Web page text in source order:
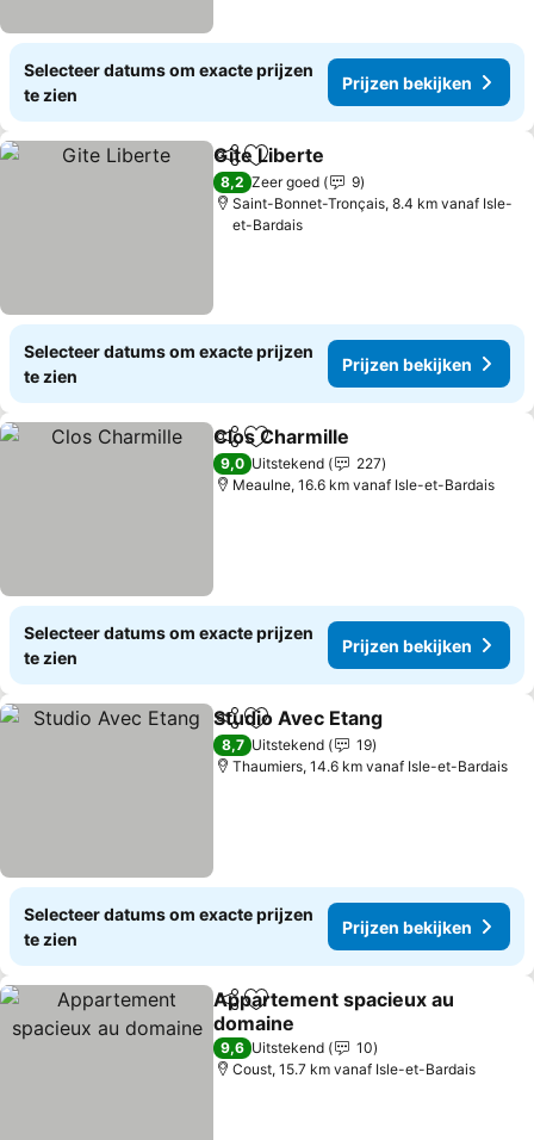
Selecteer datums om exacte prijzen
te zien
Prijzen bekijken
DelenToevoegen aan favorieten
Gite Liberte
8,2 Zeer goed
9
Saint-Bonnet-Tronçais, 8.4 km vanaf Isle-
et-Bardais
Selecteer datums om exacte prijzen
te zien
Prijzen bekijken
DelenToevoegen aan favorieten
Clos Charmille
9,0 Uitstekend
227
Meaulne, 16.6 km vanaf Isle-et-Bardais
Selecteer datums om exacte prijzen
te zien
Prijzen bekijken
DelenToevoegen aan favorieten
Studio Avec Etang
8,7 Uitstekend
19
Thaumiers, 14.6 km vanaf Isle-et-Bardais
Selecteer datums om exacte prijzen
te zien
Prijzen bekijken
DelenToevoegen aan favorieten
Appartement spacieux au
domaine
Prijzen bekijken
9,6 Uitstekend
10
Coust, 15.7 km vanaf Isle-et-Bardais